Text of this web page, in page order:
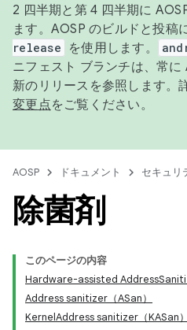
2 四半期と第 4 四半期に
ます。AOSP のビルドと投稿
release
を使用します。
ニフェスト ブランチは、常
新のリリースを参照します。
変更点をご覧ください。
AOSP ドキュメント セキュリ
除菌剤
このページの内容
Hardware-assisted
Address sanitizer（ASan）
KernelAddress sanitizer（KASan）